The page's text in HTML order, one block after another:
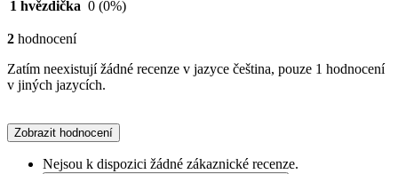
1 hvězdička 0 (0%)
2 hodnocení
Zatím neexistují žádné recenze v jazyce čeština, pouze 1 hodnocení
v jiných jazycích.
Zobrazit hodnocení
Nejsou k dispozici žádné zákaznické recenze.